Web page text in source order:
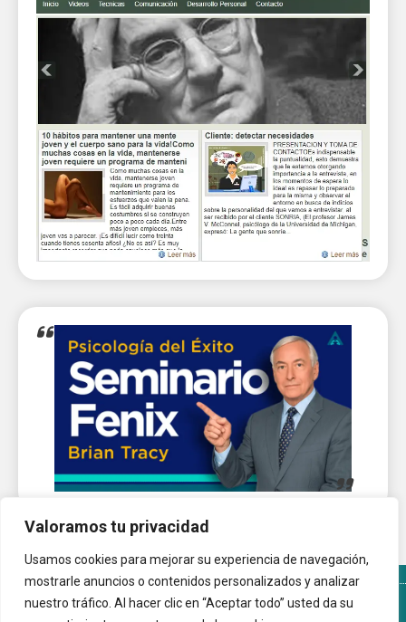
Valoramos tu privacidad
Usamos cookies para mejorar su experiencia de navegación,
mostrarle anuncios o contenidos personalizados y analizar
nuestro tráfico. Al hacer clic en “Aceptar todo” usted da su
Política de Cookies